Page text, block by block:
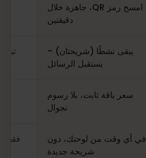
امسح رمز QR، جاهزة خلال
دقيقتين
يبقى نشطًا (شريحتان) –
يستقبل الرسائل
سعر باقة ثابت، بلا رسوم
تجوال
في أي وقت من لوحتك، دون
شريحة جديدة
فقط